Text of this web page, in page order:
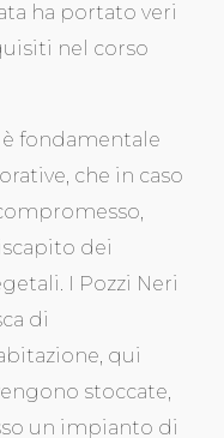
ha portato veri
nel corso
fondamentale
che in caso
dei
I Pozzi Neri
di
qui
stoccate,
un impianto di